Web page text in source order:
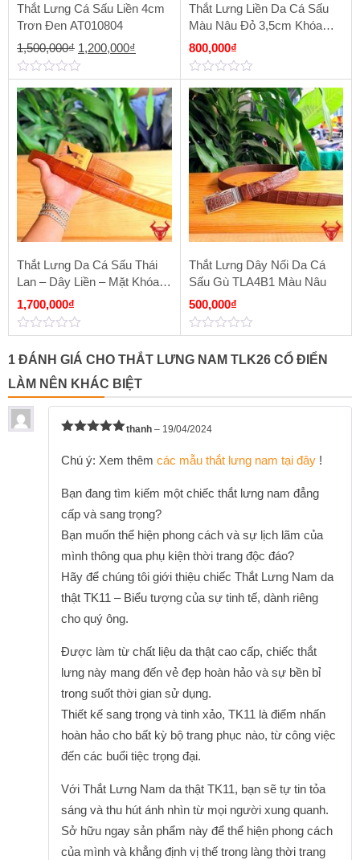
Thắt Lưng Cá Sấu Liền 4cm
Trơn Đen AT010804
1,500,000₫ Giá
gốc
là:
1,500,000₫.
1,200,000₫
tại
là:
1,200,000₫.
0
out
of
5
Thắt Lưng Liền Da Cá Sấu
Màu Nâu Đỏ 3,5cm Khóa
Vàng Hợp Kim
800,000₫
0
out
of
5
Thắt Lưng Da Cá Sấu Thái
Lan – Dây Liền – Mặt Khóa
Lăn Đồng Đúc TSK4 Màu
Vàng Cam
1,700,000₫
0
out
of
5
Thắt Lưng Dây Nối Da Cá
Sấu Gù TLA4B1 Màu Nâu
500,000₫
0
of
1 ĐÁNH GIÁ CHO THẮT LƯNG NAM TLK26 CỔ ĐIỂN
LÀM NÊN KHÁC BIỆT
hạng
5
sao
thanh – 19/04/2024
Chú ý: Xem thêm các mẫu thắt lưng nam tại đây !
Bạn đang tìm kiếm một chiếc thắt lưng nam đẳng
cấp và sang trọng?
Bạn muốn thể hiện phong cách và sự lịch lãm của
mình thông qua phụ kiện thời trang độc đáo?
Hãy để chúng tôi giới thiệu chiếc Thắt Lưng Nam da
thật TK11 – Biểu tượng của sự tinh tế, dành riêng
cho quý ông.
Được làm từ chất liệu da thật cao cấp, chiếc thắt
lưng này mang đến vẻ đẹp hoàn hảo và sự bền bỉ
trong suốt thời gian sử dụng.
Thiết kế sang trọng và tinh xảo, TK11 là điểm nhấn
hoàn hảo cho bất kỳ bộ trang phục nào, từ công việc
đến các buổi tiệc trọng đại.
Với Thắt Lưng Nam da thật TK11, bạn sẽ tự tin tỏa
sáng và thu hút ánh nhìn từ mọi người xung quanh.
Sở hữu ngay sản phẩm này để thể hiện phong cách
của mình và khẳng định vị thế trong làng thời trang